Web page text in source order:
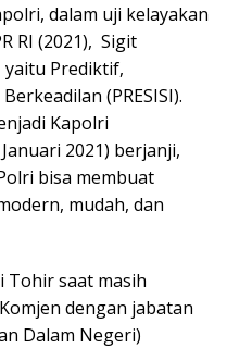
dalam uji kelayakan
RI (2021), Sigit
yaitu Prediktif,
(PRESISI).
Kapolri
2021) berjanji,
bisa membuat
mudah, dan
Tohir saat masih
dengan jabatan
Dalam Negeri)